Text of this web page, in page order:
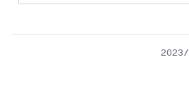
/
2023